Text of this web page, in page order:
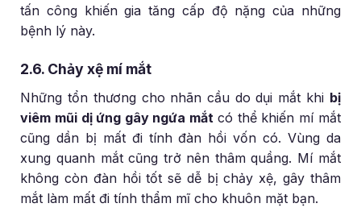
tấn công khiến gia tăng cấp độ nặng của những
bệnh lý này.
2.6. Chảy xệ mí mắt
Những tổn thương cho nhãn cầu do dụi mắt khi bị
viêm mũi dị ứng gây ngứa mắt có thể khiến mí mắt
cũng dần bị mất đi tính đàn hồi vốn có. Vùng da
xung quanh mắt cũng trở nên thâm quầng. Mí mắt
không còn đàn hồi tốt sẽ dễ bị chảy xệ, gây thâm
mắt làm mất đi tính thẩm mĩ cho khuôn mặt bạn.